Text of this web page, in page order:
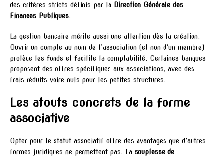
des critères stricts définis par la Direction Générale des
Finances Publiques.
La gestion bancaire mérite aussi une attention dès la création.
Ouvrir un compte au nom de l’association (et non d’un membre)
protège les fonds et facilite la comptabilité. Certaines banques
proposent des offres spécifiques aux associations, avec des
frais réduits voire nuls pour les petites structures.
Les atouts concrets de la forme
associative
Opter pour le statut associatif offre des avantages que d’autres
formes juridiques ne permettent pas. La souplesse de